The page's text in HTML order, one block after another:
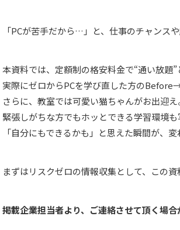
「PCが苦手だから…」と、仕事のチャンス
本資料では、定額制の格安料金で“通い放題
実際にゼロからPCを学び直した方の
さらに、教室では可愛い猫ちゃんがお出迎え
緊張しがちな方でもホッとできる学習環境も
「自分にもできるかも」と思えた瞬間が、変
まずはリスクゼロの情報収集として、この
掲載企業担当者より、ご連絡させて頂く場合